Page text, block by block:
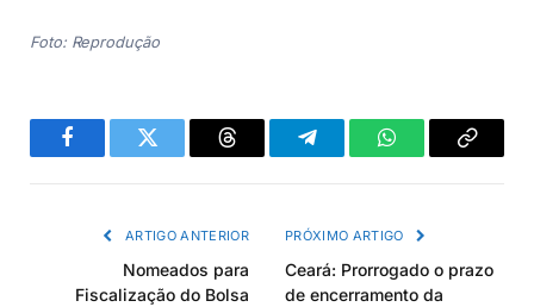
Foto: Reprodução
FacebookTwitter Threads TelegramWhatsAppCopiar
ARTIGO ANTERIOR
Nomeados para
Fiscalização do Bolsa
PRÓXIMO ARTIGO
Ceará: Prorrogado o prazo
de encerramento da